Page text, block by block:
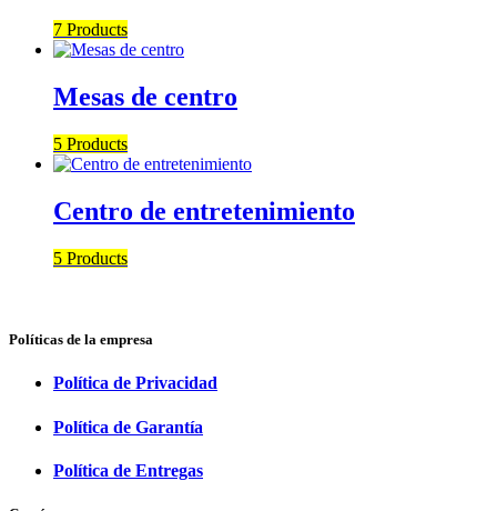
7 Products
Mesas de centro
5 Products
Centro de entretenimiento
5 Products
Políticas de la empresa
Política de Privacidad
Política de Garantía
Política de Entregas